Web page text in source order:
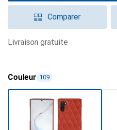
Comparer
livraison gratuite
Couleur 109